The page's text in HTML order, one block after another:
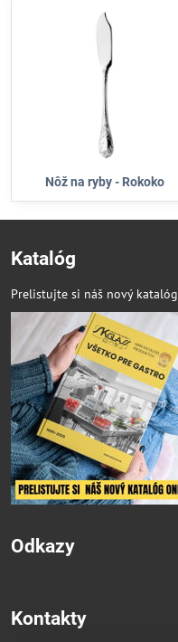
Nôž na ryby - Rokoko
Katalóg
Prelistujte si náš nový katalóg
Odkazy
Kontakty